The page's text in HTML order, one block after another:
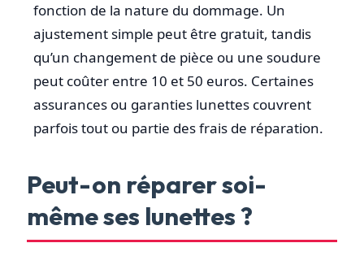
fonction de la nature du dommage. Un
ajustement simple peut être gratuit, tandis
qu’un changement de pièce ou une soudure
peut coûter entre 10 et 50 euros. Certaines
assurances ou garanties lunettes couvrent
parfois tout ou partie des frais de réparation.
Peut-on réparer soi-
même ses lunettes ?